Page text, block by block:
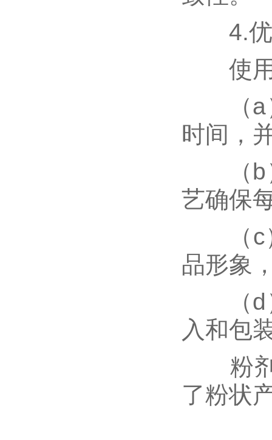
4.优
使用
（a）
时间，
（b）
艺确保
（c）
品形象
（d）
入和包
粉剂
了粉状